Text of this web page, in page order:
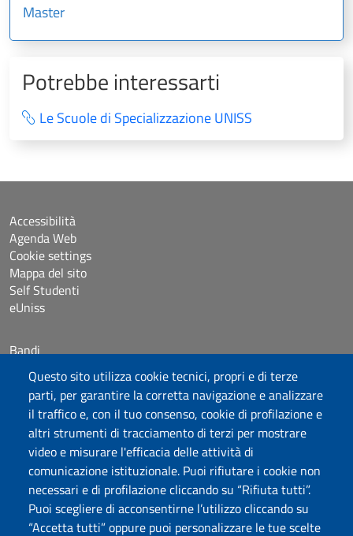
Questo sito utilizza cookie tecnici, propri e di terze
parti, per garantire la corretta navigazione e analizzare
il traffico e, con il tuo consenso, cookie di profilazione e
altri strumenti di tracciamento di terzi per mostrare
video e misurare l'efficacia delle attività di
comunicazione istituzionale. Puoi rifiutare i cookie non
necessari e di profilazione cliccando su “Rifiuta tutti”.
Puoi scegliere di acconsentirne l’utilizzo cliccando su
“Accetta tutti” oppure puoi personalizzare le tue scelte
Master
Potrebbe interessarti
Le Scuole di Specializzazione UNISS
Università degli Studi di Sassari
Dipartimento di Scienze biomediche
Viale San Pietro, 07100 Sassari
Accessibilità
Agenda Web
Cookie settings
Mappa del sito
Self Studenti
eUniss
Bandi
Dichiarazione di accessibilità
Posta elettronica @uniss.it
Protocollo
Seguici su